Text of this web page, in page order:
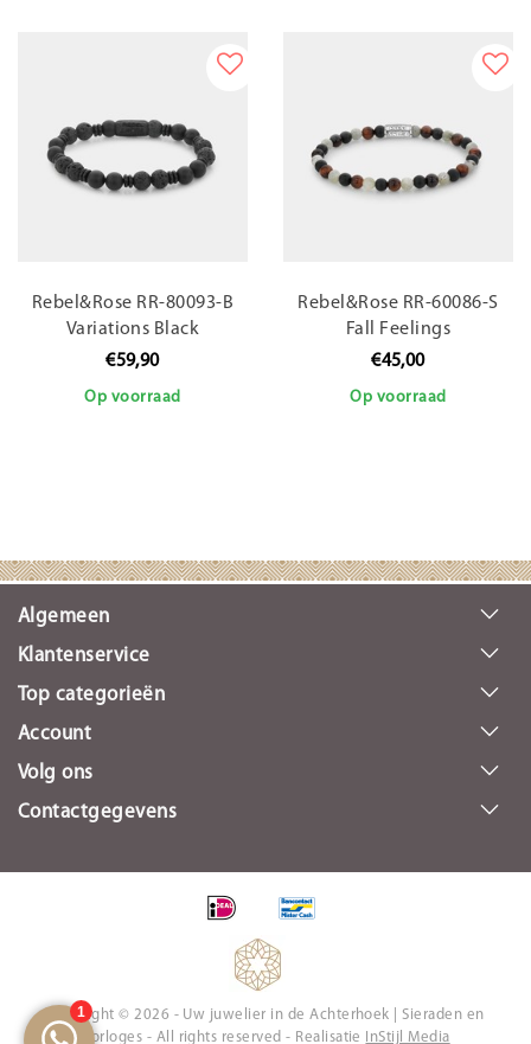
Rebel&Rose RR-80093-B
Variations Black
€59,90
Op voorraad
Rebel&Rose RR-60086-S
Fall Feelings
€45,00
Op voorraad
Algemeen
Klantenservice
Top categorieën
Account
Volg ons
Contactgegevens
Copyright © 2026 - Uw juwelier in de Achterhoek | Sieraden en
Horloges - All rights reserved - Realisatie
InStijl Media